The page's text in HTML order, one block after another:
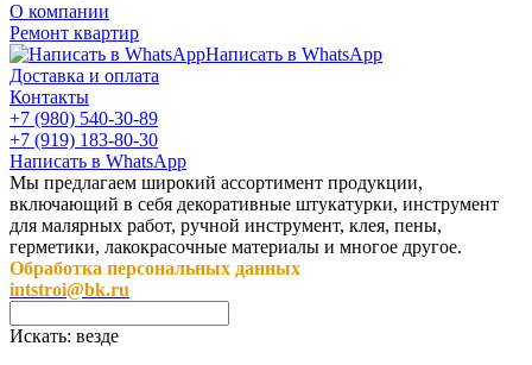
О компании
Ремонт квартир
Написать в WhatsApp
Доставка и оплата
Контакты
+7 (980) 540-30-89
+7 (919) 183-80-30
Написать в WhatsApp
Мы предлагаем широкий ассортимент продукции,
включающий в себя декоративные штукатурки, инструмент
для малярных работ, ручной инструмент, клея, пены,
герметики, лакокрасочные материалы и многое другое.
Обработка персональных данных
intstroi@bk.ru
Искать: везде